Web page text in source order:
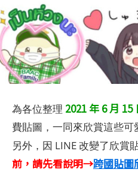
為各位整理 2021 年 6 月 15
費貼圖，一同來欣賞這些可
另外，因 LINE 改變了欣賞
前，請先看說明→跨國貼圖